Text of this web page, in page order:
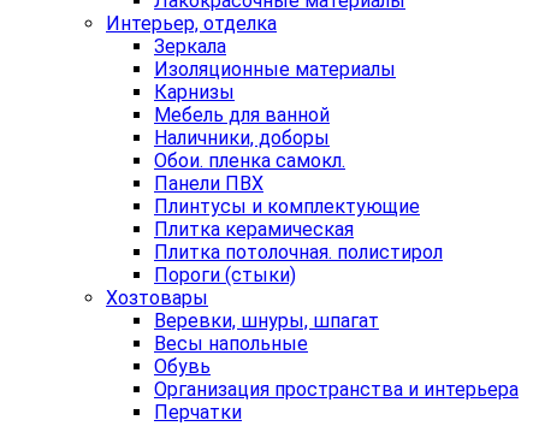
Интерьер, отделка
Зеркала
Изоляционные материалы
Карнизы
Мебель для ванной
Наличники, доборы
Обои. пленка самокл.
Панели ПВХ
Плинтусы и комплектующие
Плитка керамическая
Плитка потолочная. полистирол
Пороги (стыки)
Хозтовары
Веревки, шнуры, шпагат
Весы напольные
Обувь
Организация пространства и интерьера
Перчатки